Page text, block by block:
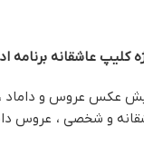
کلیپ عاشقانه برنامه
عکس عروس و داماد
و شخصی ، عروس